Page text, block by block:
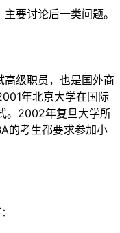
要讨论后一类问题。
级职员，也是国外商
年北京大学在国际
。2002年复旦大学所
的考生都要求参加小